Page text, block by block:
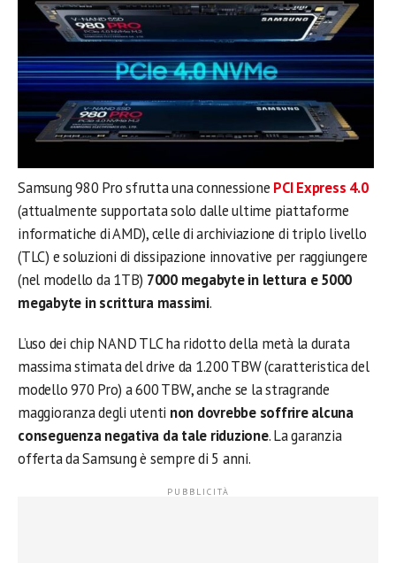
Samsung 980 Pro sfrutta una connessione PCI Express 4.0
(attualmente supportata solo dalle ultime piattaforme
informatiche di AMD), celle di archiviazione di triplo livello
(TLC) e soluzioni di dissipazione innovative per raggiungere
(nel modello da 1TB) 7000 megabyte in lettura e 5000
megabyte in scrittura massimi.
L’uso dei chip NAND TLC ha ridotto della metà la durata
massima stimata del drive da 1.200 TBW (caratteristica del
modello 970 Pro) a 600 TBW, anche se la stragrande
maggioranza degli utenti non dovrebbe soffrire alcuna
conseguenza negativa da tale riduzione. La garanzia
offerta da Samsung è sempre di 5 anni.